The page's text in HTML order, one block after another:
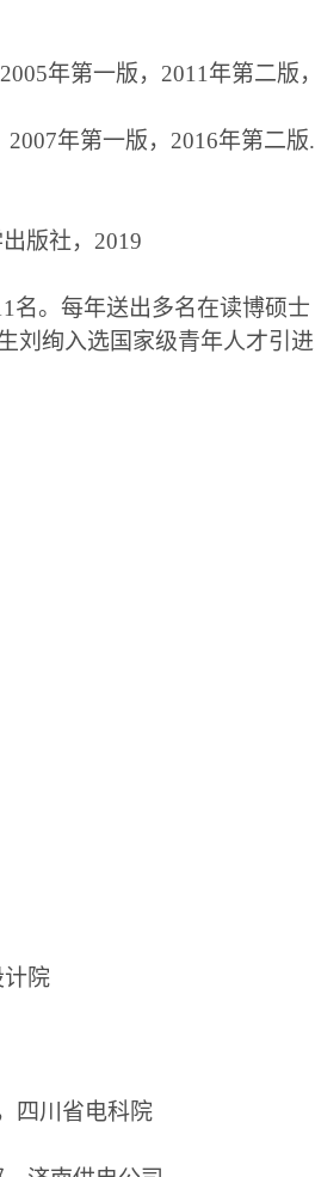
2005年第一版， 2011 年第二版，
2007年第一版， 2016年第二版.
版社， 2019
名。每年送出多名在读博硕士
刘绚入选国家级青年人才引进
院
四川省电科院